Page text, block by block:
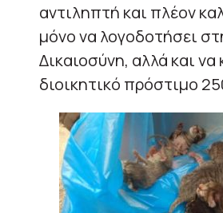
αντιληπτή και πλέον
μόνο να λογοδοτήσει
Δικαιοσύνη, αλλά και να
διοικητικό πρόστιμο